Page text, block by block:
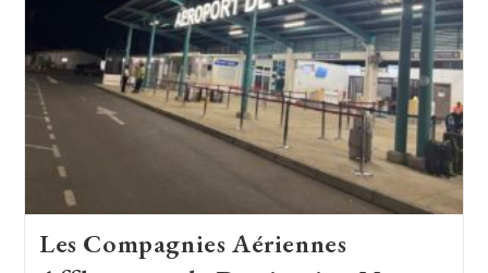
Les Compagnies Aériennes